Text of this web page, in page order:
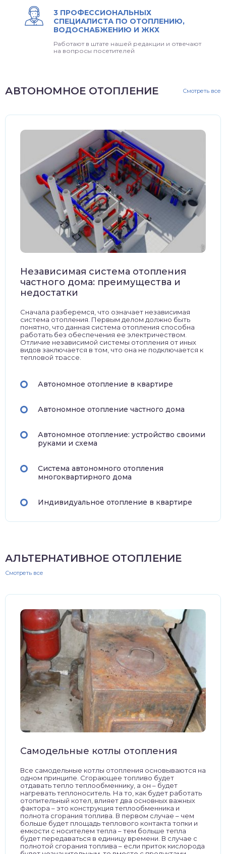
3 ПРОФЕССИОНАЛЬНЫХ
СПЕЦИАЛИСТА ПО ОТОПЛЕНИЮ,
ВОДОСНАБЖЕНИЮ И ЖКХ
Работают в штате нашей редакции и отвечают
на вопросы посетителей
АВТОНОМНОЕ ОТОПЛЕНИЕ Смотреть все
Независимая система отопления
частного дома: преимущества и
недостатки
Сначала разберемся, что означает независимая
система отопления. Первым делом должно быть
понятно, что данная система отопления способна
работать без обеспечения ее электричеством.
Отличие независимой системы отопления от иных
видов заключается в том, что она не подключается к
тепловой трассе.
Автономное отопление в квартире
Автономное отопление частного дома
Автономное отопление: устройство своими
руками и схема
Система автономного отопления
многоквартирного дома
Индивидуальное отопление в квартире
АЛЬТЕРНАТИВНОЕ ОТОПЛЕНИЕ
Смотреть все
Самодельные котлы отопления
Все самодельные котлы отопления основываются на
одном принципе. Сгорающее топливо будет
отдавать тепло теплообменнику, а он – будет
нагревать теплоноситель. На то, как будет работать
отопительный котел, влияет два основных важных
фактора – это конструкция теплообменника и
полнота сгорания топлива. В первом случае – чем
больше будет площадь теплового контакта топки и
емкости с носителем тепла – тем больше тепла
будет передаваться в единицу времени. В случае с
полнотой сгорания топлива – если приток кислорода